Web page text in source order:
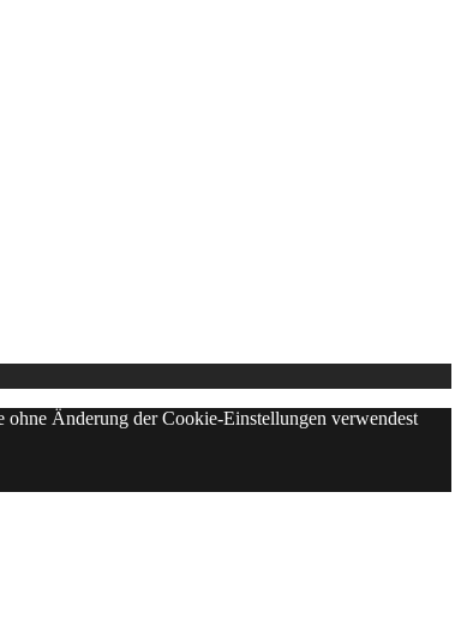
ohne Änderung der Cookie-Einstellungen verwendest